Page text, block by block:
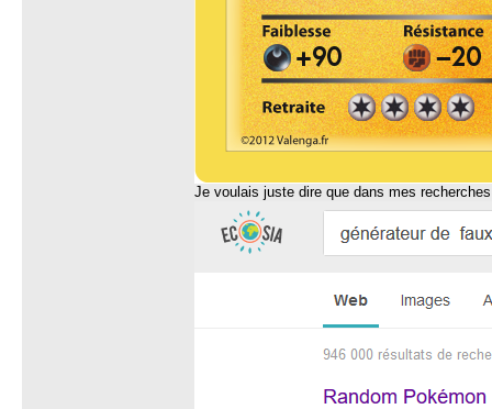
Je voulais juste dire que dans mes